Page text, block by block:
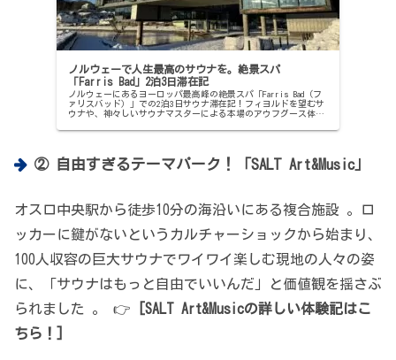
ノルウェーで人生最高のサウナを。絶景スパ
「Farris Bad」2泊3日滞在記
ノルウェーにあるヨーロッパ最高峰の絶景スパ「Farris Bad（フ
ァリスバッド）」での2泊3日サウナ滞在記！フィヨルドを望むサ
ウナや、神々しいサウナマスターによる本場のアウフグース体験
② 自由すぎるテーマパーク！「SALT Art&Music」
オスロ中央駅から徒歩10分の海沿いにある複合施設 。ロ
ッカーに鍵がないというカルチャーショックから始まり、
100人収容の巨大サウナでワイワイ楽しむ現地の人々の姿
に、「サウナはもっと自由でいいんだ」と価値観を揺さぶ
られました 。 👉
[SALT Art&Musicの詳しい体験記はこ
ちら！]